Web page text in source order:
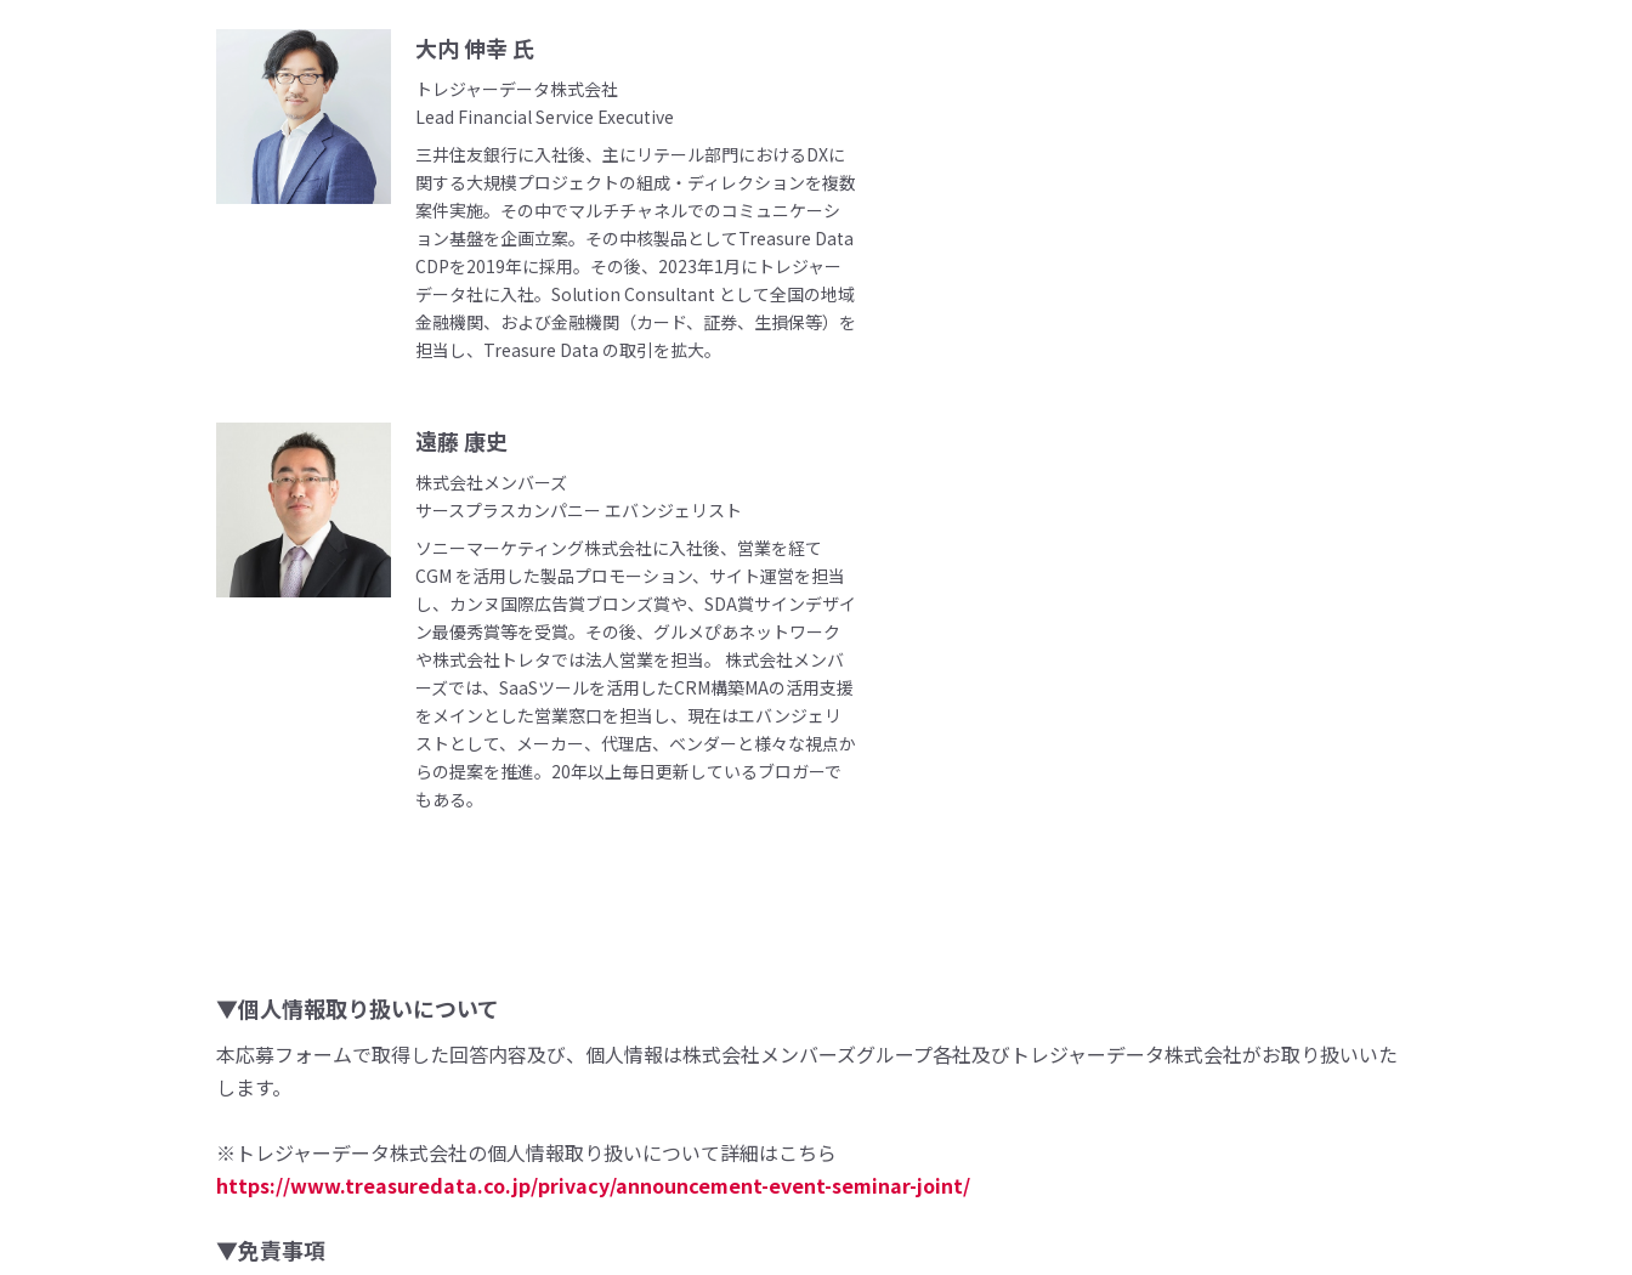
大内 伸幸 氏
トレジャーデータ株式会社
Lead Financial Service Executive
三井住友銀行に入社後、主にリテール部門におけるDXに
関する大規模プロジェクトの組成・ディレクションを複数
案件実施。その中でマルチチャネルでのコミュニケーシ
ョン基盤を企画立案。その中核製品としてTreasure Data
CDPを2019年に採用。その後、2023年1月にトレジャー
データ社に入社。Solution Consultant として全国の地域
金融機関、および金融機関（カード、証券、生損保等）を
担当し、Treasure Data の取引を拡大。
遠藤 康史
株式会社メンバーズ
サースプラスカンパニー エバンジェリスト
ソニーマーケティング株式会社に入社後、営業を経て
CGM を活用した製品プロモーション、サイト運営を担当
し、カンヌ国際広告賞ブロンズ賞や、SDA賞サインデザイ
ン最優秀賞等を受賞。その後、グルメぴあネットワーク
や株式会社トレタでは法人営業を担当。 株式会社メンバ
ーズでは、SaaSツールを活用したCRM構築MAの活用支援
をメインとした営業窓口を担当し、現在はエバンジェリ
ストとして、メーカー、代理店、ベンダーと様々な視点か
らの提案を推進。20年以上毎日更新しているブロガーで
もある。
▼個人情報取り扱いについて
本応募フォームで取得した回答内容及び、個人情報は株式会社メンバーズグループ各社及びトレジャーデータ株式会社がお取り扱いいた
します。
※トレジャーデータ株式会社の個人情報取り扱いについて詳細はこちら
https://www.treasuredata.co.jp/privacy/announcement-event-seminar-joint/
▼免責事項